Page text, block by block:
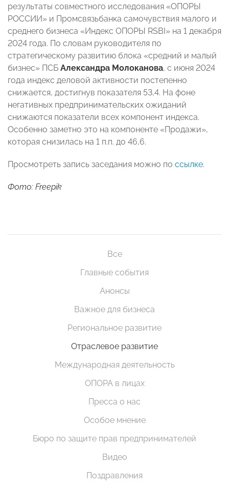
результаты совместного исследования «ОПОРЫ
РОССИИ» и Промсвязьбанка самочувствия малого и
среднего бизнеса «Индекс ОПОРЫ RSBI» на 1 декабря
2024 года. По словам руководителя по
стратегическому развитию блока «средний и малый
бизнес» ПСБ Александра Молоканова, с июня 2024
года индекс деловой активности постепенно
снижается, достигнув показателя 53,4. На фоне
негативных предпринимательских ожиданий
снижаются показатели всех компонент индекса.
Особенно заметно это на компоненте «Продажи»,
которая снизилась на 1 п.п. до 46,6.
Просмотреть запись заседания можно по ссылке.
Фото: Freepik
Все
Главные события
Анонсы
Важное для бизнеса
Региональное развитие
Отраслевое развитие
Международная деятельность
ОПОРА в лицах
Пресса о нас
Особое мнение
Бюро по защите прав предпринимателей
Видео
Поздравления